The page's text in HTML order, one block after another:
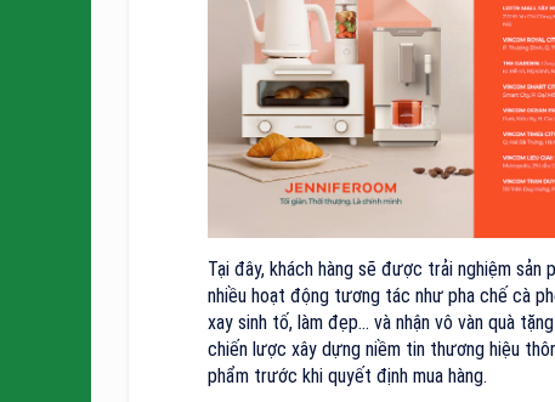
Tại đây, khách hàng sẽ được trải nghiệm
nhiều hoạt động tương tác như pha chế cà
xay sinh tố, làm đẹp... và nhận vô vàn quà
chiến lược xây dựng niềm tin thương hiệu
phẩm trước khi quyết định mua hàng.